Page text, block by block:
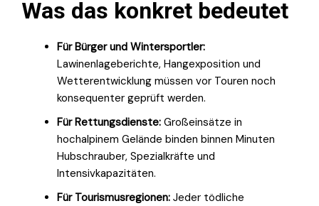
Was das konkret bedeutet
Für Bürger und Wintersportler:
Lawinenlageberichte, Hangexposition und
Wetterentwicklung müssen vor Touren noch
konsequenter geprüft werden.
Für Rettungsdienste: Großeinsätze in
hochalpinem Gelände binden binnen Minuten
Hubschrauber, Spezialkräfte und
Intensivkapazitäten.
Für Tourismusregionen: Jeder tödliche